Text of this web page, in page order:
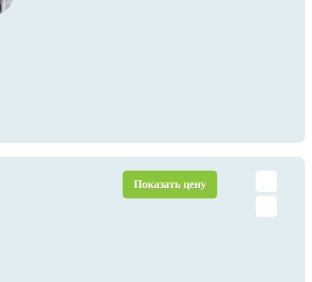
Показать цену